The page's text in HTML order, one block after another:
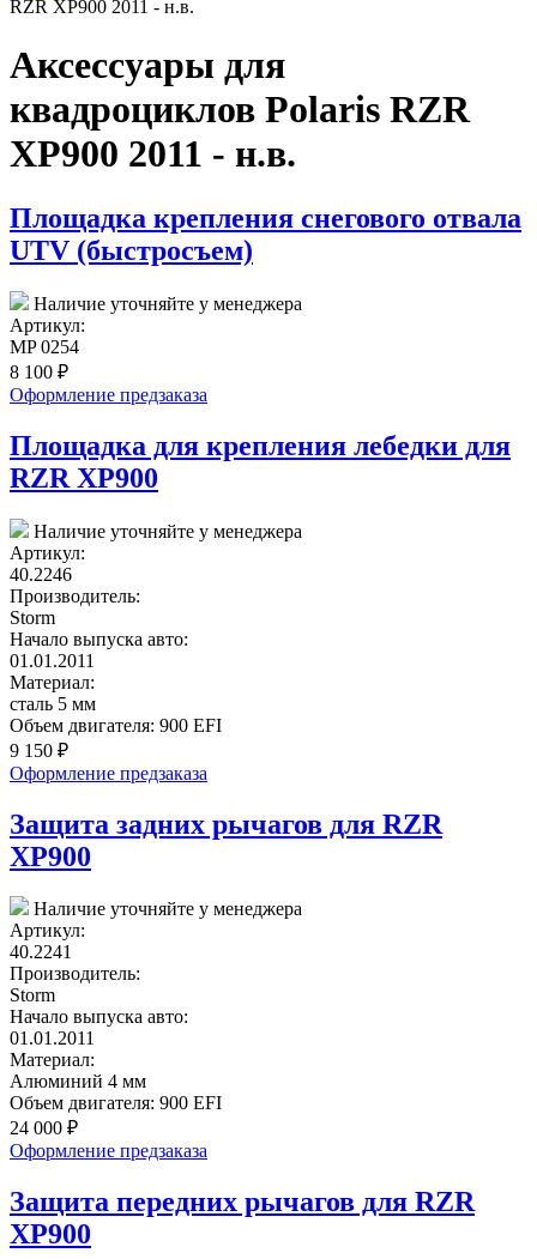
RZR XP900 2011 - н.в.
Аксессуары для
квадроциклов Polaris RZR
XP900 2011 - н.в.
Площадка крепления снегового отвала
UTV (быстросъем)
Наличие уточняйте у менеджера
Артикул:
MP 0254
8 100 ₽
Оформление предзаказа
Площадка для крепления лебедки для
RZR XP900
Наличие уточняйте у менеджера
Артикул:
40.2246
Производитель:
Storm
Начало выпуска авто:
01.01.2011
Материал:
сталь 5 мм
Объем двигателя: 900 EFI
9 150 ₽
Оформление предзаказа
Защита задних рычагов для RZR
XP900
Наличие уточняйте у менеджера
Артикул:
40.2241
Производитель:
Storm
Начало выпуска авто:
01.01.2011
Материал:
Алюминий 4 мм
Объем двигателя: 900 EFI
24 000 ₽
Оформление предзаказа
Защита передних рычагов для RZR
XP900